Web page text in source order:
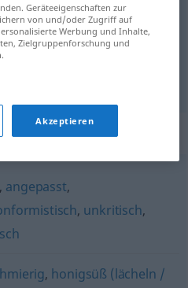
etc
"schleimig"
, angepasst,
, unkritisch,
, honigsüß (lächeln /
Geräteeigenschaften zur
von und/oder Zugriff auf
Werbung und Inhalte,
Zielgruppenforschung und
Akzeptieren